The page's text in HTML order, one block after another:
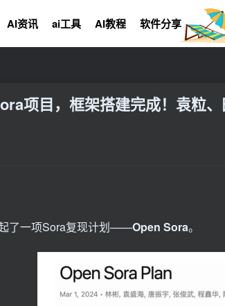
AI资讯 ai工具 AI教程 软件分享
项目，框架搭建完成！袁粒
了一项Sora复现计划——Open Sora。